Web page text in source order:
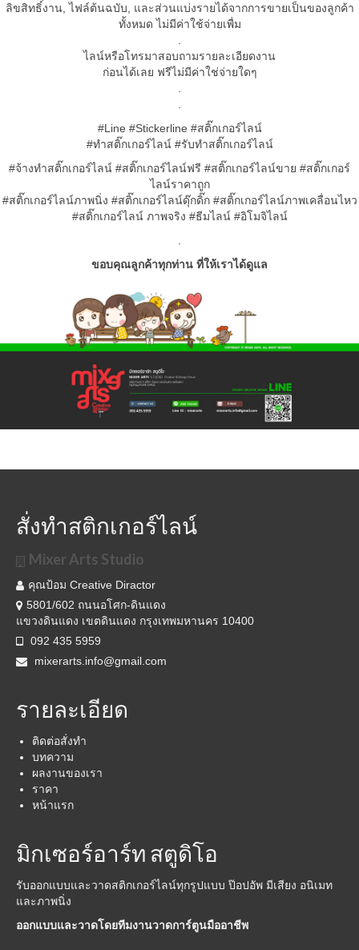
ลิขสิทธิ์งาน, ไฟล์ต้นฉบับ, และส่วนแบ่งรายได้จากการขายเป็นของลูกค้า
ทั้งหมด ไม่มีค่าใช้จ่ายเพื่ม
ไลน์หรือโทรมาสอบถามรายละเอียดงาน
ก่อนได้เลย ฟรีไม่มีค่าใช่จ่ายใดๆ
#Line #Stickerline #สติ๊กเกอร์ไลน์
#ทำสติ๊กเกอร์ไลน์ #รับทำสติ๊กเกอร์ไลน์
#จ้างทำสติ๊กเกอร์ไลน์ #สติ๊กเกอร์ไลน์ฟรี #สติ๊กเกอร์ไลน์ขาย #สติ๊กเกอร์
ไลน์ราคาถูก
#สติ๊กเกอร์ไลน์ภาพนิ่ง #สติ๊กเกอร์ไลน์ดุ๊กดิ๊ก #สติ๊กเกอร์ไลน์ภาพเคลื่อนไหว
#สติ๊กเกอร์ไลน์ ภาพจริง #ธีมไลน์ #อิโมจิไลน์
ขอบคุณลูกค้าทุกท่าน ที่ให้เราได้ดูแล
สั่งทำสติกเกอร์ไลน์
Mixer Arts Studio
คุณป้อม Creative Diractor
5801/602 ถนนอโศก-ดินแดง
แขวงดินแดง เขตดินแดง กรุงเทพมหานคร 10400
092 435 5959
mixerarts.info@gmail.com
รายละเอียด
ติดต่อสั่งทำ
บทความ
ผลงานของเรา
ราคา
หน้าแรก
มิกเซอร์อาร์ท สตูดิโอ
รับออกแบบและวาดสติกเกอร์ไลน์ทุกรูปแบบ ป๊อปอัพ มีเสียง อนิเมท
และภาพนิ่ง
ออกแบบและวาดโดยทีมงานวาดการ์ตูนมืออาชีพ